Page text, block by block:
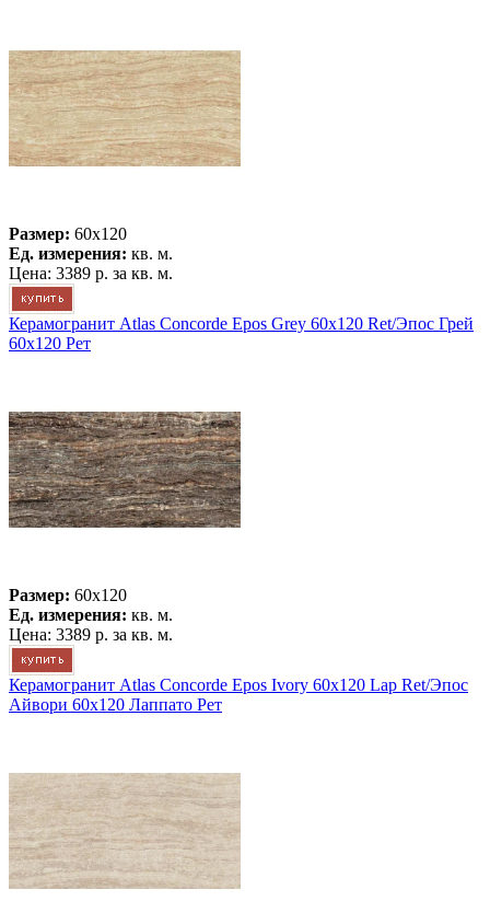
Размер: 60x120
Ед. измерения: кв. м.
Цена: 3389 р. за кв. м.
Керамогранит Atlas Concorde Epos Grey 60x120 Ret/Эпос Грей
60x120 Рет
Размер: 60x120
Ед. измерения: кв. м.
Цена: 3389 р. за кв. м.
Керамогранит Atlas Concorde Epos Ivory 60x120 Lap Ret/Эпос
Айвори 60x120 Лаппато Рет